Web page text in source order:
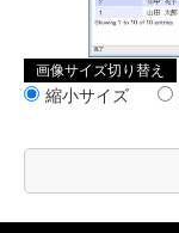
画像サイズ切り替え
縮小サイズ